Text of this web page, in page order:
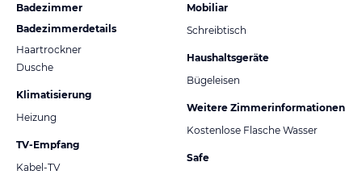
Badezimmer
Badezimmerdetails
Haartrockner
Dusche
Klimatisierung
Heizung
TV-Empfang
Kabel-TV
Mobiliar
Schreibtisch
Haushaltsgeräte
Bügeleisen
Weitere Zimmerinformationen
Kostenlose Flasche Wasser
Safe